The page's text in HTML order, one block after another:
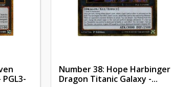
Number 38: Hope Harbinger
Dragon Titanic Galaxy -...